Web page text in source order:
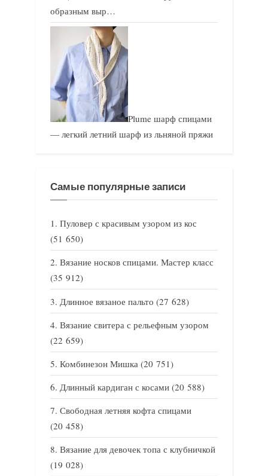
образным выр…
Plume шарф спицами
— легкий летний шарф из льняной пряжи
Самые популярные записи
Пуловер с красивым узором из кос
(51 650)
Вязание носков спицами. Мастер класс
(35 912)
Длинное вязаное пальто (27 628)
Вязание свитера с рельефным узором
(22 659)
Комбинезон Мишка (20 751)
Длинный кардиган с косами (20 588)
Свободная летняя кофта спицами
(20 458)
Вязание для девочек топа с клубничкой
(19 028)